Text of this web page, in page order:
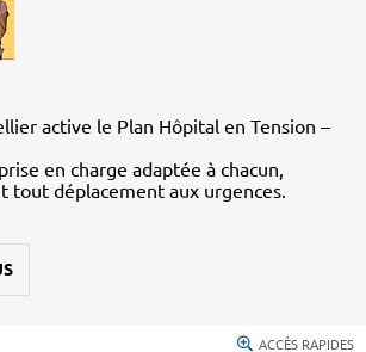
active le Plan Hôpital en Tension –
en charge adaptée à chacun,
tout déplacement aux urgences.
ACCÈS RAPIDES